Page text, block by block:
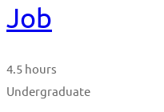
Job
4.5 hours
Undergraduate